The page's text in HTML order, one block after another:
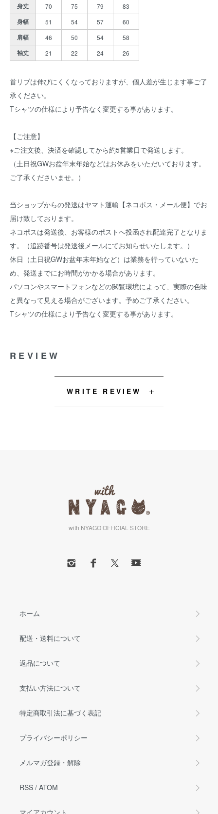
身丈
70 75 79
83
身幅
51 54 57
60
肩幅
46 50 54
58
袖丈
21 22 24 26
首リブは伸びにくくなっておりますが、個人差が生じます事ご了
承ください。
Tシャツの仕様により予告なく変更する事があります。
【ご注意】
※ご注文後、決済を確認してから約5営業日で発送します。
（土日祝GWお盆年末年始などはお休みをいただいております。
ご了承くださいませ。）
当ショップからの発送はヤマト運輸【ネコポス・メール便】でお
届け致しております。
ネコポスは発送後、お客様のポストへ投函され配達完了となりま
す。（追跡番号は発送後メールにてお知らせいたします。）
休日（土日祝GWお盆年末年始など）は業務を行っていないた
め、発送までにお時間がかかる場合があります。
パソコンやスマートフォンなどの閲覧環境によって、実際の色味
と異なって見える場合がございます。予めご了承ください。
Tシャツの仕様により予告なく変更する事があります。
REVIEW
WRITE REVIEW
with NYAGO OFFICIAL STORE
ホーム
配送・送料について
返品について
支払い方法について
特定商取引法に基づく表記
プライバシーポリシー
メルマガ登録・解除
RSS / ATOM
マイアカウント